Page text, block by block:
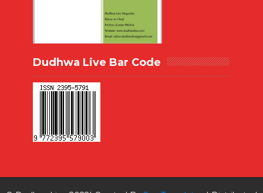
Dudhwa Live Bar Code